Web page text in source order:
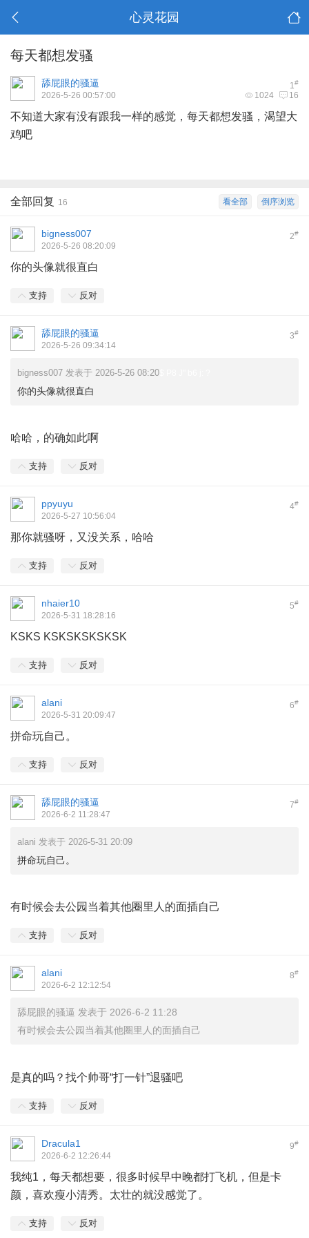
心灵花园
每天都想发骚
1#
舔屁眼的骚逼
1024 16
2026-5-26 00:57:00
不知道大家有没有跟我一样的感觉，每天都想发骚，渴望大
鸡吧
倒序浏览
看全部
全部回复 16
2#
bigness007
2026-5-26 08:20:09
你的头像就很直白
支持 反对
3#
舔屁眼的骚逼
2026-5-26 09:34:14
bigness007 发表于 2026-5-26 08:20
你的头像就很直白
哈哈，的确如此啊
支持 反对
4#
ppyuyu
2026-5-27 10:56:04
那你就骚呀，又没关系，哈哈
支持 反对
5#
nhaier10
2026-5-31 18:28:16
KSKS KSKSKSKSKSK
支持 反对
6#
alani
2026-5-31 20:09:47
拼命玩自己。
支持 反对
7#
舔屁眼的骚逼
2026-6-2 11:28:47
alani 发表于 2026-5-31 20:09
拼命玩自己。
有时候会去公园当着其他圈里人的面插自己
支持 反对
8#
alani
2026-6-2 12:12:54
舔屁眼的骚逼 发表于 2026-6-2 11:28
有时候会去公园当着其他圈里人的面插自己
是真的吗？找个帅哥“打一针”退骚吧
支持 反对
9#
Dracula1
2026-6-2 12:26:44
我纯1，每天都想要，很多时候早中晚都打飞机，但是卡
颜，喜欢瘦小清秀。太壮的就没感觉了。
支持 反对